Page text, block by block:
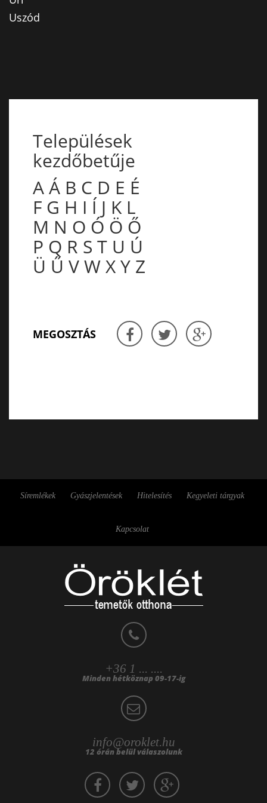
Uszód
Települések
kezdőbetűje
AÁ B C D E É
F G H I Í J K L
M N O Ó Ö Ő
P Q R S T U Ú
Ü Ű VWXY Z
MEGOSZTÁS
Síremlékek Gyászjelentések Hitelesítés Kegyeleti tárgyak
Kapcsolat
+36 1 ... ....
Minden hétköznap 09-17-ig
info@oroklet.hu
12 órán belül válaszolunk